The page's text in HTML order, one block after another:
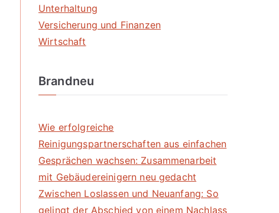
Unterhaltung
Versicherung und Finanzen
Wirtschaft
Brandneu
Wie erfolgreiche
Reinigungspartnerschaften aus einfachen
Gesprächen wachsen: Zusammenarbeit
mit Gebäudereinigern neu gedacht
Zwischen Loslassen und Neuanfang: So
gelingt der Abschied von einem Nachlass